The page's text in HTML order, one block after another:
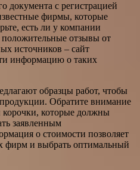
документа с регистрацией
фирмы, которые
есть ли у компании
отзывы от
источников – сайт
информацию о таких
образцы работ, чтобы
продукции. Обратите внимание
корочки, которые должны
заявленным
о стоимости позволяет
фирм и выбрать оптимальный